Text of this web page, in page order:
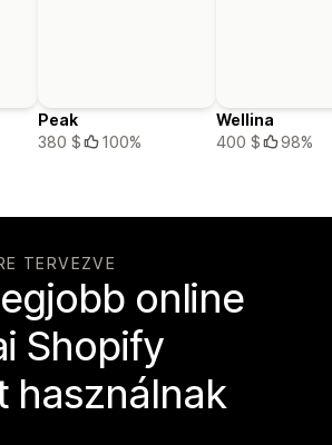
Peak
380 $
100%
Wellina
400 $
98%
TERVEZVE
online
Shopify
használnak